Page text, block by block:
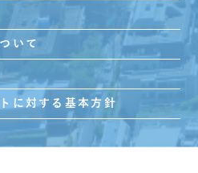
いて
に対する基本方針